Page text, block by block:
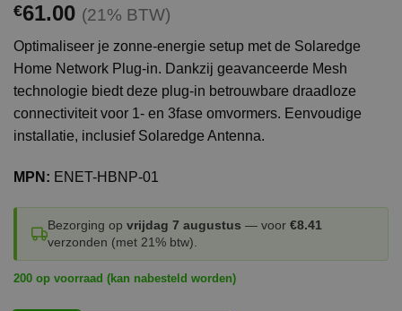
€61.00 (21% BTW)
Optimaliseer je zonne-energie setup met de Solaredge
Home Network Plug-in. Dankzij geavanceerde Mesh
technologie biedt deze plug-in betrouwbare draadloze
connectiviteit voor 1- en 3fase omvormers. Eenvoudige
installatie, inclusief Solaredge Antenna.
MPN: ENET-HBNP-01
Bezorging op vrijdag 7 augustus — voor €8.41
verzonden (met 21% btw).
200 op voorraad (kan nabesteld worden)